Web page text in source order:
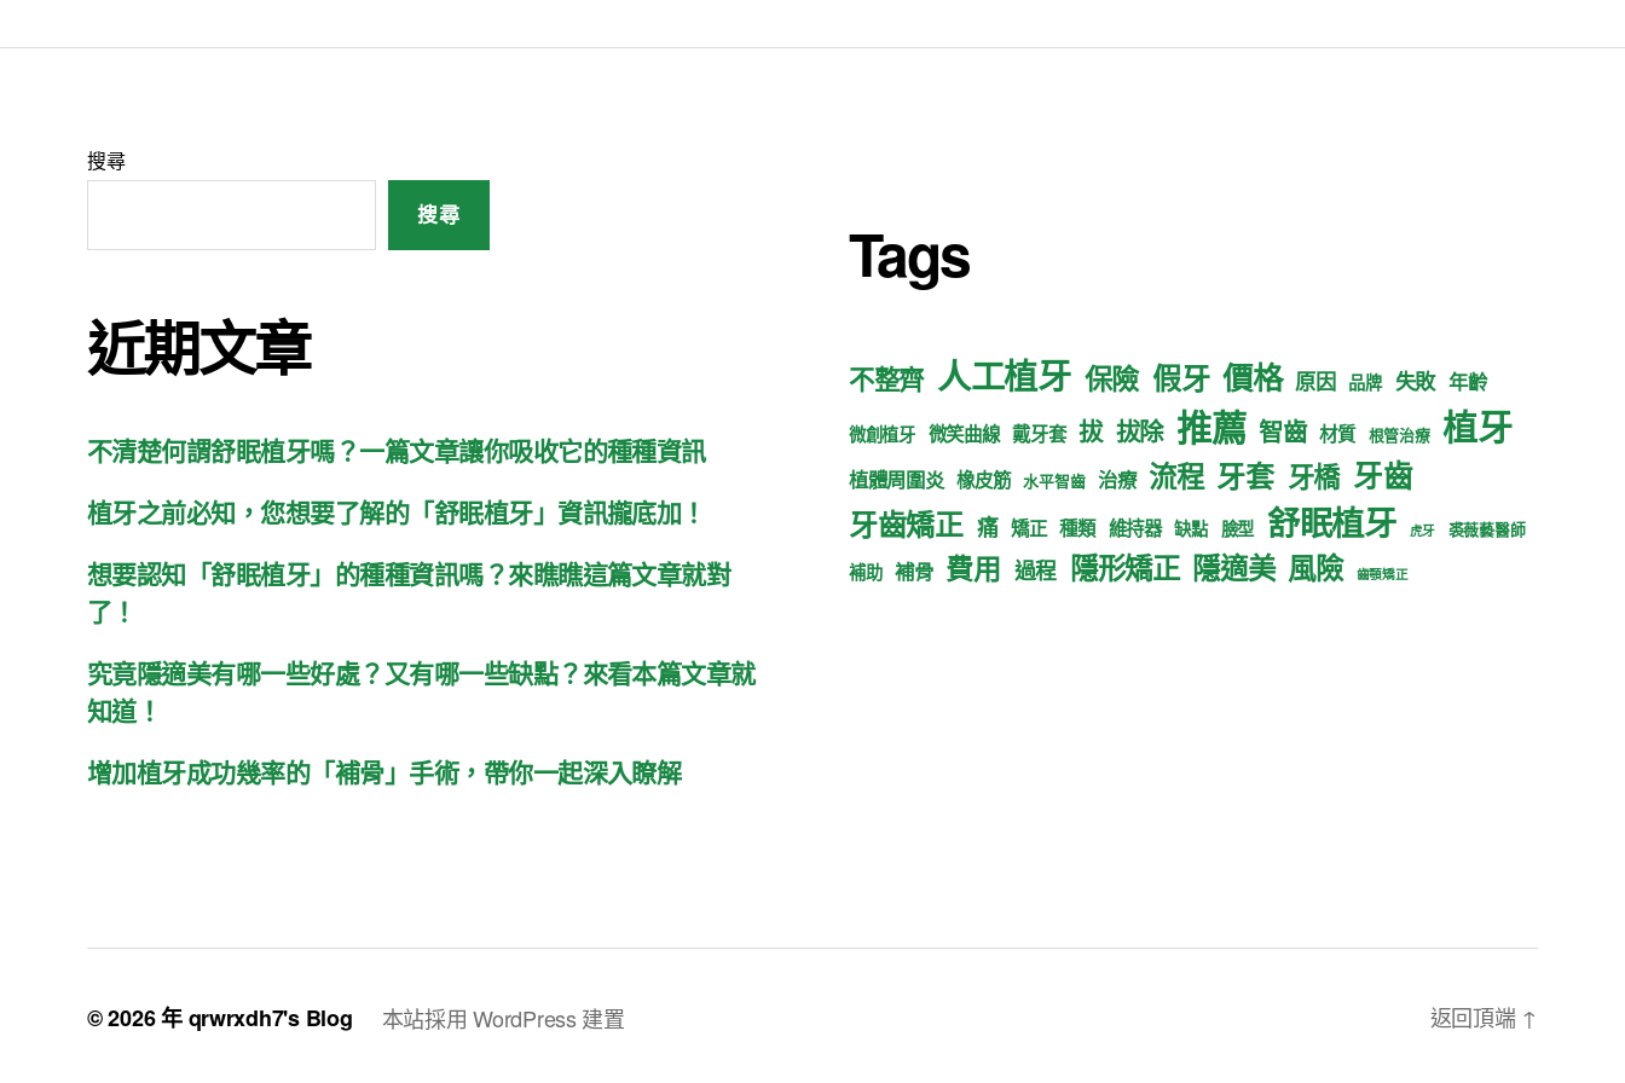
搜尋
搜尋
近期文章
不清楚何謂舒眠植牙嗎？一篇文章讓你吸收它的種種資訊
植牙之前必知，您想要了解的「舒眠植牙」資訊攏底加！
想要認知「舒眠植牙」的種種資訊嗎？來瞧瞧這篇文章就對
了！
究竟隱適美有哪一些好處？又有哪一些缺點？來看本篇文章就
知道！
增加植牙成功幾率的「補骨」手術，帶你一起深入瞭解
Tags
不整齊 人工植牙 保險 假牙 價格 原因 品牌 失敗 年齡
微創植牙 微笑曲線 戴牙套 拔 拔除 推薦 智齒 材質 根管治療 植牙
植體周圍炎 橡皮筋 水平智齒 治療 流程 牙套 牙橋 牙齒
牙齒矯正 痛 矯正 種類 維持器 缺點 臉型 舒眠植牙 虎牙 裘薇藝醫師
補助 補骨 費用 過程 隱形矯正 隱適美 風險 齒顎矯正
© 2026 年qrwrxdh7's Blog 本站採用 WordPress 建置 返回頂端 ↑